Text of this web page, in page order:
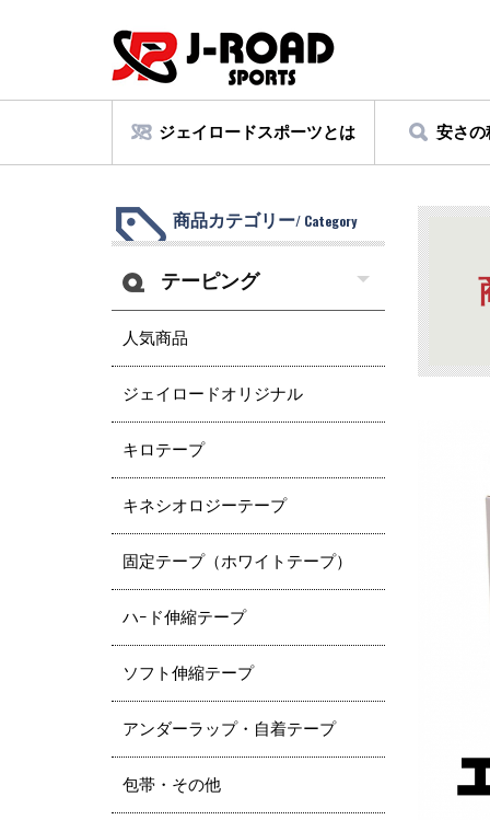
ジェイロードスポーツとは 安さの
商品カテゴリー/ Category
テーピング
人気商品
ジェイロードオリジナル
キロテープ
キネシオロジーテープ
固定テープ（ホワイトテープ）
ハｰド伸縮テープ
ソフト伸縮テープ
アンダーラップ・自着テープ
包帯・その他